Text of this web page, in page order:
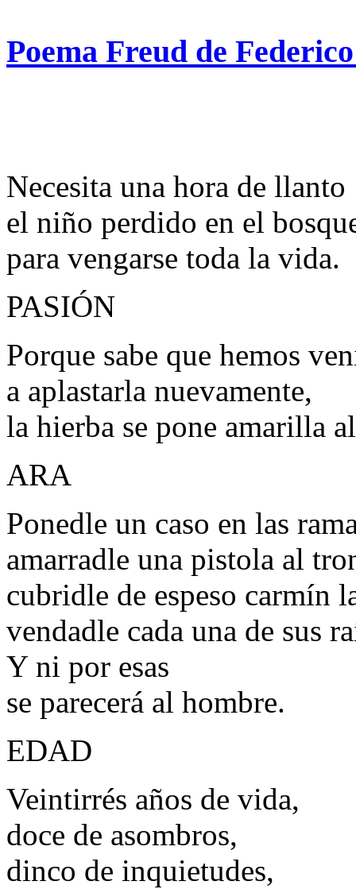
Poema Freud de
Necesita una hora de llanto
el niño perdido en el
para vengarse toda la vida.
PASIÓN
Porque sabe que hemos
a aplastarla nuevamente,
la hierba se pone amarilla
ARA
Ponedle un caso en las
amarradle una pistola al
cubridle de espeso carmín
vendadle cada una de sus
Y ni por esas
se parecerá al hombre.
EDAD
Veintirrés años de vida,
doce de asombros,
dinco de inquietudes,